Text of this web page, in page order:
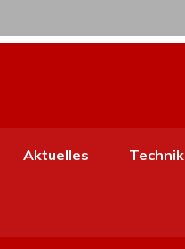
Aktuelles Technik